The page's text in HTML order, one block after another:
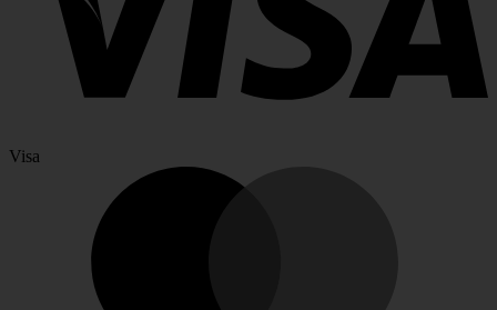
Visa